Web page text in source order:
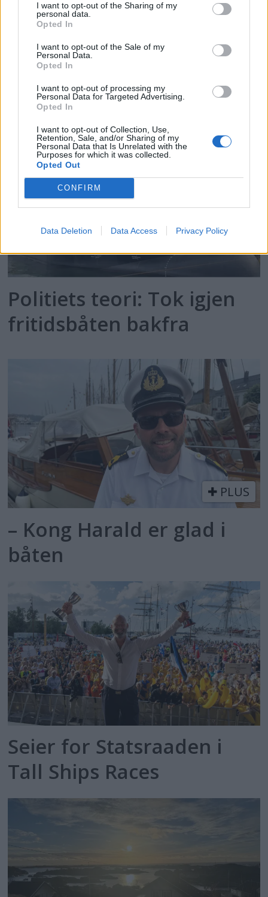
I want to opt-out of the Sharing of my
personal data.
Opted In
I want to opt-out of the Sale of my
Personal Data.
Opted In
I want to opt-out of processing my
Personal Data for Targeted Advertising.
Opted In
I want to opt-out of Collection, Use,
Retention, Sale, and/or Sharing of my
Personal Data that Is Unrelated with the
Purposes for which it was collected.
Opted Out
CONFIRM
Data Deletion Data Access Privacy Policy
PLUS
Satser på Sting, øker
salget
Politiets teori: Tok igjen
fritidsbåten bakfra
PLUS
– Kong Harald er glad i
båten
Seier for Statsraaden i
Tall Ships Races